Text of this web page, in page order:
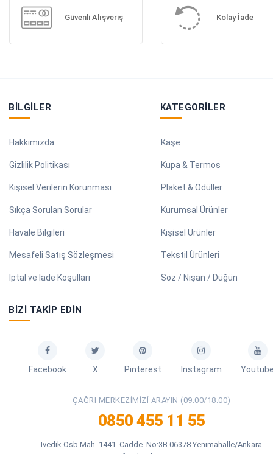
Güvenli Alışveriş Kolay İade
BILGILER
Hakkımızda
Gizlilik Politikası
Kişisel Verilerin Korunması
Sıkça Sorulan Sorular
Havale Bilgileri
Mesafeli Satış Sözleşmesi
İptal ve İade Koşulları
KATEGORILER
Kaşe
Kupa & Termos
Plaket & Ödüller
Kurumsal Ürünler
Kişisel Ürünler
Tekstil Ürünleri
Söz / Nişan / Düğün
BIZI TAKIP EDIN
Facebook X Pinterest Instagram
ÇAĞRI MERKEZIMIZI ARAYIN (09:00/18:00)
0850 455 11 55
İvedik Osb Mah. 1441. Cadde. No:3B 06378 Yenimahalle/Ankara